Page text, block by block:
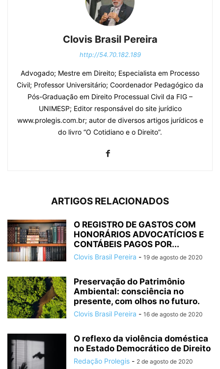
Clovis Brasil Pereira
http://54.70.182.189
Advogado; Mestre em Direito; Especialista em Processo
Civil; Professor Universitário; Coordenador Pedagógico da
Pós-Graduação em Direito Processual Civil da FIG –
UNIMESP; Editor responsável do site jurídico
www.prolegis.com.br; autor de diversos artigos jurídicos e
do livro “O Cotidiano e o Direito”.
ARTIGOS RELACIONADOS
O REGISTRO DE GASTOS COM
HONORÁRIOS ADVOCATÍCIOS E
CONTÁBEIS PAGOS POR...
Clovis Brasil Pereira - 19 de agosto de 2020
Preservação do Patrimônio
Ambiental: consciência no
presente, com olhos no futuro.
Clovis Brasil Pereira - 16 de agosto de 2020
O reflexo da violência doméstica
no Estado Democrático de Direito
Redação Prolegis - 2 de agosto de 2020